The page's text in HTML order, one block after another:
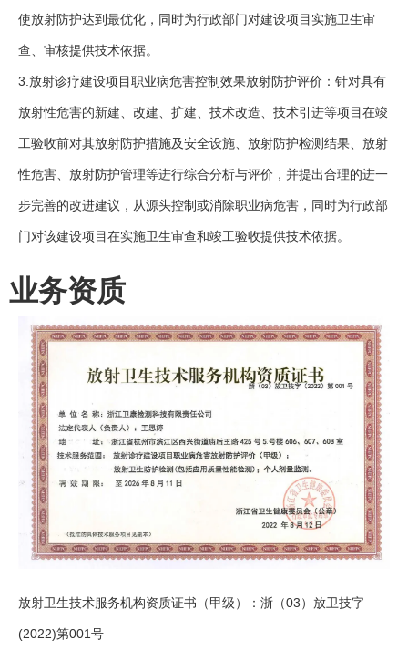
使放射防护达到最优化，同时为行政部门对建设项目实施卫生审
查、审核提供技术依据。
3.放射诊疗建设项目职业病危害控制效果放射防护评价：针对具有
放射性危害的新建、改建、扩建、技术改造、技术引进等项目在竣
工验收前对其放射防护措施及安全设施、放射防护检测结果、放射
性危害、放射防护管理等进行综合分析与评价，并提出合理的进一
步完善的改进建议，从源头控制或消除职业病危害，同时为行政部
门对该建设项目在实施卫生审查和竣工验收提供技术依据。
业务资质
放射卫生技术服务机构资质证书（甲级）：浙（03）放卫技字
(2022)第001号